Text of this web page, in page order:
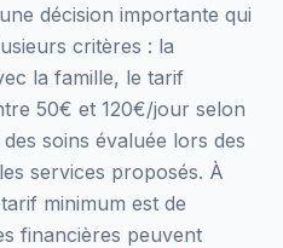
décision importante qui
critères : la
la famille, le tarif
50€ et 120€/jour selon
soins évaluée lors des
services proposés. À
minimum est de
financières peuvent